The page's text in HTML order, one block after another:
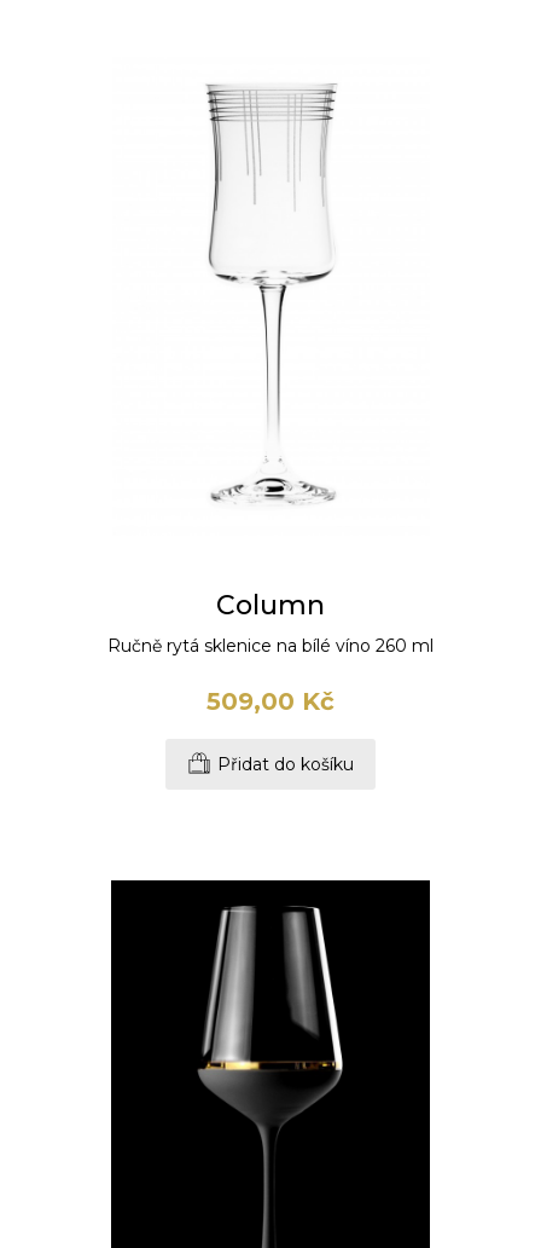
Column
Ručně rytá sklenice na bílé víno 260 ml
509,00 Kč
Přidat do košíku